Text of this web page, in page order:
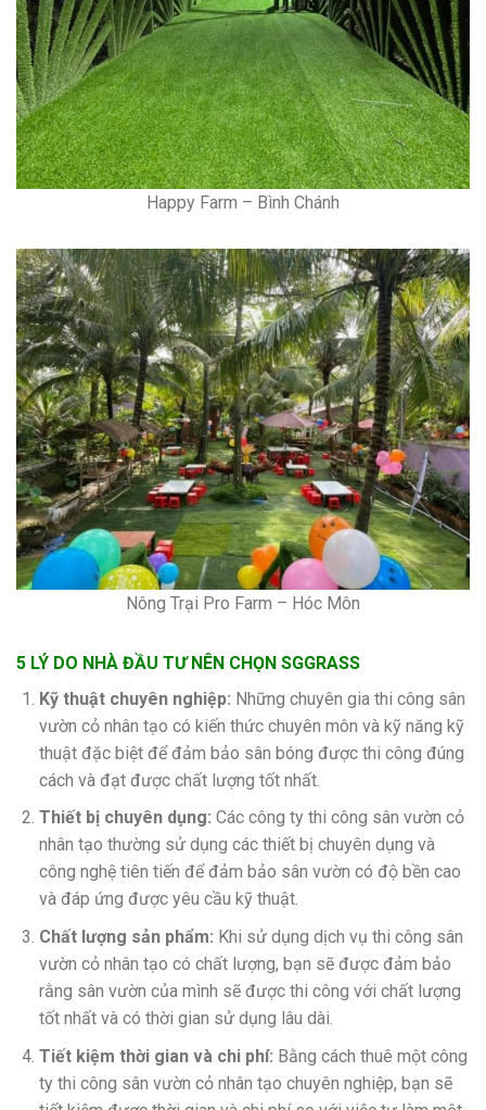
Happy Farm – Bình Chánh
Nông Trại Pro Farm – Hóc Môn
5 LÝ DO NHÀ ĐẦU TƯ NÊN CHỌN SGGRASS
Kỹ thuật chuyên nghiệp: Những chuyên gia thi công sân
vườn cỏ nhân tạo có kiến thức chuyên môn và kỹ năng kỹ
thuật đặc biệt để đảm bảo sân bóng được thi công đúng
cách và đạt được chất lượng tốt nhất.
Thiết bị chuyên dụng: Các công ty thi công sân vườn cỏ
nhân tạo thường sử dụng các thiết bị chuyên dụng và
công nghệ tiên tiến để đảm bảo sân vườn có độ bền cao
và đáp ứng được yêu cầu kỹ thuật.
Chất lượng sản phẩm: Khi sử dụng dịch vụ thi công sân
vườn cỏ nhân tạo có chất lượng, bạn sẽ được đảm bảo
rằng sân vườn của mình sẽ được thi công với chất lượng
tốt nhất và có thời gian sử dụng lâu dài.
Tiết kiệm thời gian và chi phí: Bằng cách thuê một công
ty thi công sân vườn cỏ nhân tạo chuyên nghiệp, bạn sẽ